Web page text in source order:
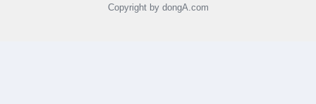
Copyright by dongA.com